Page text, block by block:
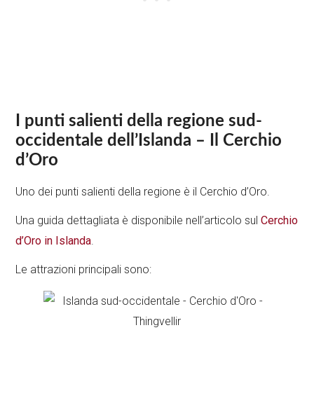
I punti salienti della regione sud-
occidentale dell’Islanda – Il Cerchio
d’Oro
Uno dei punti salienti della regione è il Cerchio d’Oro.
Una guida dettagliata è disponibile nell’articolo sulCerchio
d’Oro in Islanda.
Le attrazioni principali sono: